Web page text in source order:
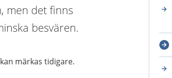
men det finns
besvären.
märkas tidigare.